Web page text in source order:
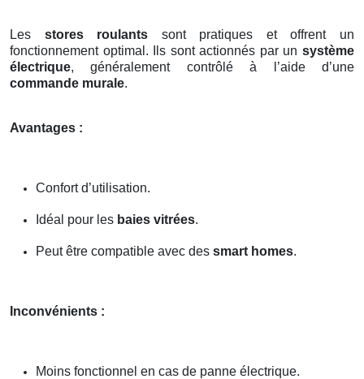
Les stores roulants sont pratiques et offrent un
fonctionnement optimal. Ils sont actionnés par un système
électrique, généralement contrôlé à l’aide d’une
commande murale.
Avantages :
Confort d’utilisation.
Idéal pour les baies vitrées.
Peut être compatible avec des smart homes.
Inconvénients :
Moins fonctionnel en cas de panne électrique.